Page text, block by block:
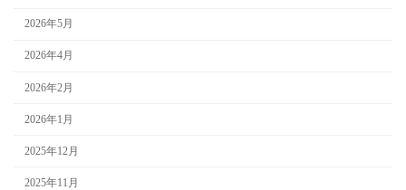
2026年5月
2026年4月
2026年2月
2026年1月
2025年12月
2025年11月